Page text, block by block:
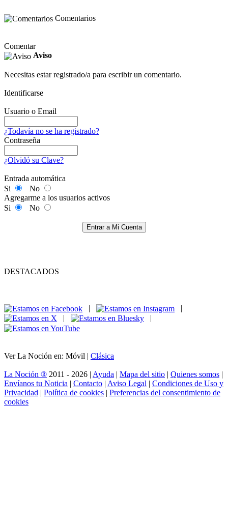
Comentarios
Comentar
Aviso
Necesitas estar registrado/a para escribir un comentario.
Identificarse
Usuario o Email
¿Todavía no se ha registrado?
Contraseña
¿Olvidó su Clave?
Entrada automática
Si
No
Agregarme a los usuarios activos
Si
No
Entrar a Mi Cuenta
DESTACADOS
|
|
|
|
Ver La Noción en: Móvil | Clásica
La Noción ® 2011 - 2026 | Ayuda | Mapa del sitio | Quienes somos |
Envíanos tu Noticia | Contacto | Aviso Legal | Condiciones de Uso y
Privacidad | Política de cookies | Preferencias del consentimiento de
cookies